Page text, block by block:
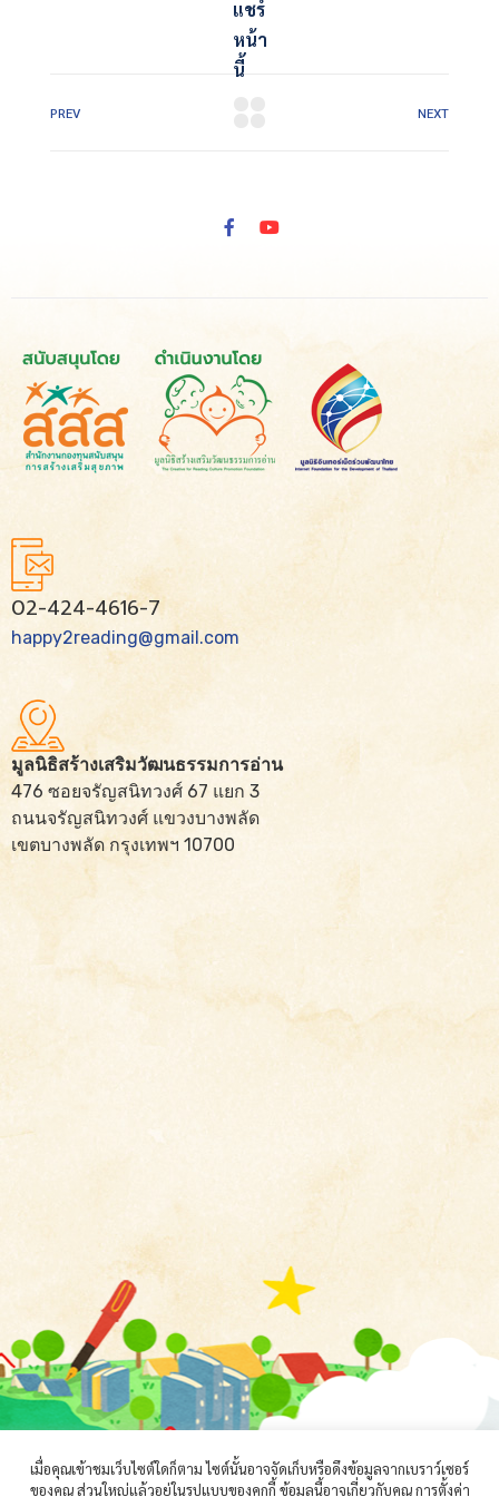
แชร์
หน้า
นี้
PREV NEXT
02-424-4616-7
happy2reading@gmail.com
มูลนิธิสร้างเสริมวัฒนธรรมการอ่าน
476 ซอยจรัญสนิทวงศ์ 67 แยก 3
ถนนจรัญสนิทวงศ์ แขวงบางพลัด
เขตบางพลัด กรุงเทพฯ 10700
เมื่อคุณเข้าชมเว็บไซต์ใดก็ตาม ไซต์นั้นอาจจัดเก็บหรือดึงข้อมูลจากเบราว์เซอร์
ของคุณ ส่วนใหญ่แล้วอยู่ในรูปแบบของคุกกี้ ข้อมูลนี้อาจเกี่ยวกับคุณ การตั้งค่า